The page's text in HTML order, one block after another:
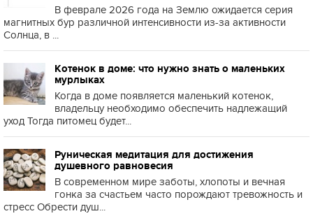
В феврале 2026 года на Землю ожидается серия
магнитных бур различной интенсивности из-за активности
Солнца, в ...
Котенок в доме: что нужно знать о маленьких
мурлыках
Когда в доме появляется маленький котенок,
владельцу необходимо обеспечить надлежащий
уход Тогда питомец будет...
Руническая медитация для достижения
душевного равновесия
В современном мире заботы, хлопоты и вечная
гонка за счастьем часто порождают тревожность и
стресс Обрести душ...